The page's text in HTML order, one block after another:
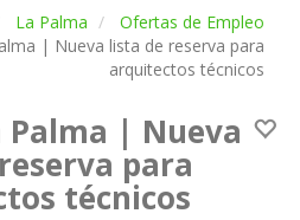
La Palma
Ofertas de Empleo
| Nueva lista de reserva para
arquitectos técnicos
Palma | Nueva
para
técnicos